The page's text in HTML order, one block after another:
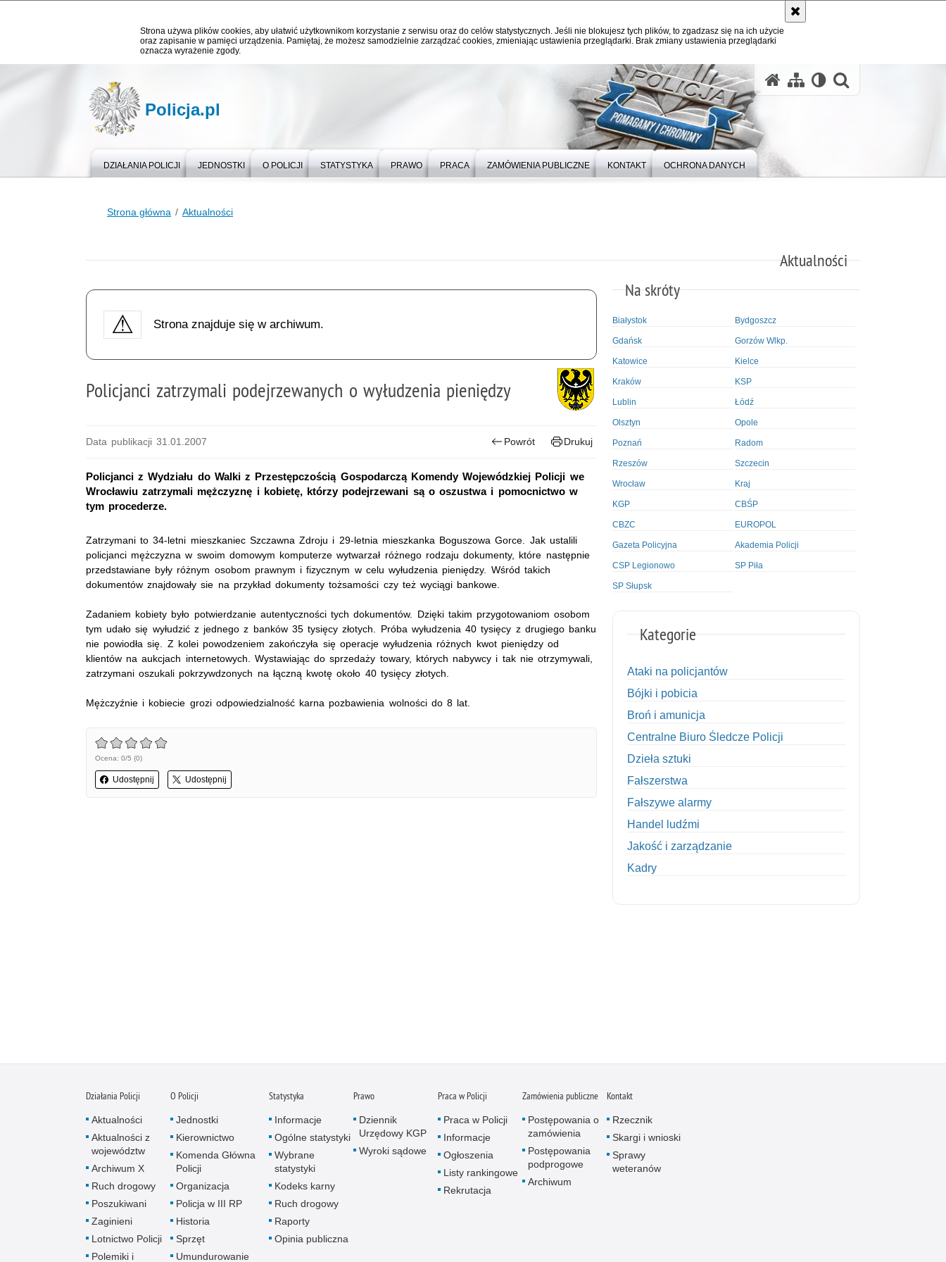
Strona używa plików cookies, aby ułatwić użytkownikom korzystanie z serwisu oraz do celów statystycznych. Jeśli nie blokujesz tych plików, to zgadzasz się na ich użycie
oraz zapisanie w pamięci urządzenia. Pamiętaj, że możesz samodzielnie zarządzać cookies, zmieniając ustawienia przeglądarki. Brak zmiany ustawienia przeglądarki
oznacza wyrażenie zgody.
Policja.pl
DZIAŁANIA POLICJI JEDNOSTKI O POLICJI STATYSTYKA PRAWO PRACA ZAMÓWIENIA PUBLICZNE KONTAKT OCHRONA DANYCH
Strona główna Aktualności
Aktualności
Strona znajduje się w archiwum.
Policjanci zatrzymali podejrzewanych o wyłudzenia pieniędzy
Data publikacji 31.01.2007 Powrót Drukuj
Policjanci z Wydziału do Walki z Przestępczością Gospodarczą Komendy Wojewódzkiej Policji we
Wrocławiu zatrzymali mężczyznę i kobietę, którzy podejrzewani są o oszustwa i pomocnictwo w
tym procederze.
Zatrzymani to 34-letni mieszkaniec Szczawna Zdroju i 29-letnia mieszkanka Boguszowa Gorce. Jak ustalili
policjanci mężczyzna w swoim domowym komputerze wytwarzał różnego rodzaju dokumenty, które następnie
przedstawiane były różnym osobom prawnym i fizycznym w celu wyłudzenia pieniędzy. Wśród takich
dokumentów znajdowały sie na przykład dokumenty tożsamości czy też wyciągi bankowe.
Zadaniem kobiety było potwierdzanie autentyczności tych dokumentów. Dzięki takim przygotowaniom osobom
tym udało się wyłudzić z jednego z banków 35 tysięcy złotych. Próba wyłudzenia 40 tysięcy z drugiego banku
nie powiodła się. Z kolei powodzeniem zakończyła się operacje wyłudzenia różnych kwot pieniędzy od
klientów na aukcjach internetowych. Wystawiając do sprzedaży towary, których nabywcy i tak nie otrzymywali,
zatrzymani oszukali pokrzywdzonych na łączną kwotę około 40 tysięcy złotych.
Mężczyźnie i kobiecie grozi odpowiedzialność karna pozbawienia wolności do 8 lat.
Ocena: 0/5 (0)
Udostępnij Udostępnij
Na skróty
Białystok Bydgoszcz
Gdańsk Gorzów Wlkp.
Katowice Kielce
Kraków KSP
Lublin Łódź
Olsztyn Opole
Poznań Radom
Rzeszów Szczecin
Wrocław Kraj
KGP CBŚP
CBZC EUROPOL
Gazeta Policyjna Akademia Policji
CSP Legionowo SP Piła
SP Słupsk
Kategorie
Ataki na policjantów
Bójki i pobicia
Broń i amunicja
Centralne Biuro Śledcze Policji
Dzieła sztuki
Fałszerstwa
Fałszywe alarmy
Handel ludźmi
Jakość i zarządzanie
Kadry
Nietrzeźwi kierujący
Nietrzeźwi opiekunowie
Działania Policji
Aktualności
Aktualności z
województw
Archiwum X
Ruch drogowy
Poszukiwani
Zaginieni
Lotnictwo Policji
Polemiki i
O Policji
Jednostki
Kierownictwo
Komenda Główna
Policji
Organizacja
Policja w III RP
Historia
Sprzęt
Umundurowanie
Statystyka
Informacje
Ogólne statystyki
Wybrane
statystyki
Kodeks karny
Ruch drogowy
Raporty
Opinia publiczna
Prawo
Dziennik
Urzędowy KGP
Wyroki sądowe
Praca w Policji
Praca w Policji
Informacje
Ogłoszenia
Listy rankingowe
Rekrutacja
Zamówienia publiczne
Postępowania o
zamówienia
Postępowania
podprogowe
Archiwum
Kontakt
Rzecznik
Skargi i wnioski
Sprawy
weteranów